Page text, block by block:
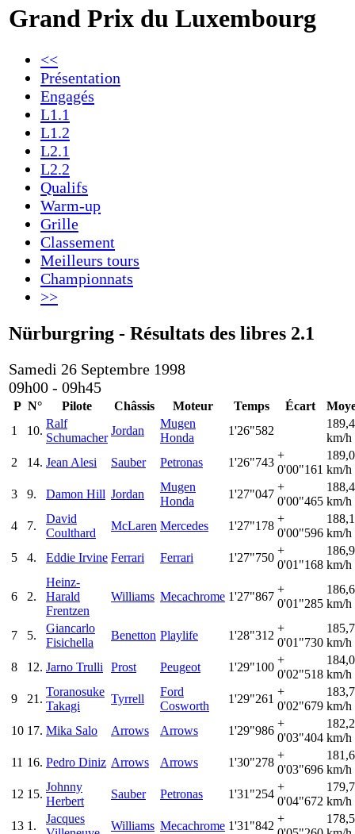
Grand Prix du Luxembourg
<<
Présentation
Engagés
L1.1
L1.2
L2.1
L2.2
Qualifs
Warm-up
Grille
Classement
Meilleurs tours
Championnats
>>
Nürburgring - Résultats des libres 2.1
Samedi 26 Septembre 1998
09h00 - 09h45
P N° Pilote Châssis Moteur Temps Écart
1
10.
Ralf
Schumacher
Jordan
Mugen
Honda
1'26"582
km/h
2
14. Jean Alesi Sauber Petronas 1'26"743
+
0'00"161 km/h
3
9. Damon Hill Jordan
Mugen
Honda
1'27"047
+
0'00"465 km/h
4
7.
David
Coulthard
McLaren Mercedes 1'27"178
+
0'00"596 km/h
5
4. Eddie Irvine Ferrari Ferrari 1'27"750
+
0'01"168 km/h
6 2.
Heinz-
Harald
Frentzen
Williams Mecachrome 1'27"867
+
0'01"285 km/h
7 5.
Giancarlo
Fisichella
Benetton Playlife 1'28"312
+
0'01"730 km/h
8
12. Jarno Trulli Prost Peugeot 1'29"100
+
0'02"518 km/h
9
21.
Toranosuke
Takagi
Tyrrell
Ford
Cosworth
1'29"261
+
0'02"679 km/h
10 17. Mika Salo Arrows Arrows 1'29"986
+
0'03"404 km/h
11 16. Pedro Diniz Arrows Arrows 1'30"278
+
0'03"696 km/h
12 15.
Johnny
Herbert
Sauber Petronas 1'31"254
+
0'04"672 km/h
13 1.
Jacques
Williams Mecachrome 1'31"842
+